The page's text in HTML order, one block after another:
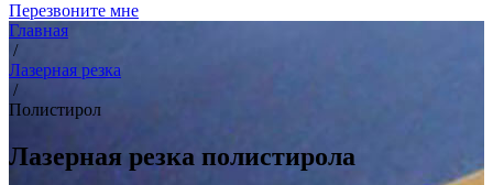
Перезвоните мне
Главная
/
Лазерная резка
/
Полистирол
Лазерная резка полистирола